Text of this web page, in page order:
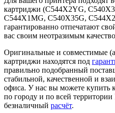
картриджи (C544X2YG,
C544X1MG, C540X35G,
гарантированно отпечатают
вас своим неотразимым
Оригинальные и совместимые
картриджи находятся под
правильно подобранный
стабильной, качественной и
офиса. У нас вы можете купить
по городу и по всей
безналичный расчёт.